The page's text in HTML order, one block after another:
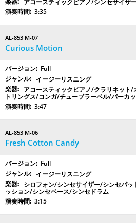
アコースティックピアノ/シンセサイザ
3:35
AL-853 M-07
Curious Motion
Full
イージーリスニング
アコースティックピアノ/クラリネット
トリングス/コンガ/チューブラーベル/パーカ
3:47
AL-853 M-06
Fresh Cotton Candy
Full
イージーリスニング
シロフォン/シンセサイザー/シンセパ
ッション/シンセベース/シンセドラム
3:15